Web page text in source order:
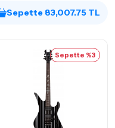
Sepette 83,007.75 TL
Sepette %3